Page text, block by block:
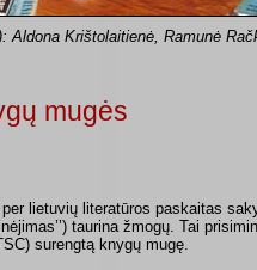
Krištolaitienė, Ramunė
mugės
lietuvių literatūros paskaitas
taurina žmogų. Tai
surengtą knygų mugę.